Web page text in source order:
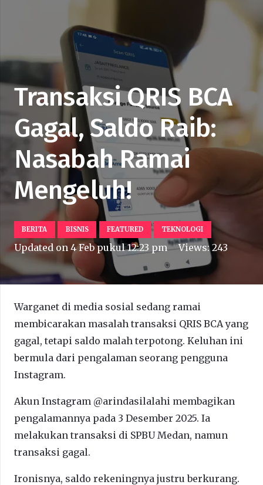
Transaksi QRIS BCA
Gagal, Saldo Raib:
Nasabah Ramai
Mengeluh!
BERITA BISNIS FEATURED TEKNOLOGI
Updated on 4 Feb pukul 12:23 pm Views:243
Warganet di media sosial sedang ramai
membicarakan masalah transaksi QRIS BCA yang
gagal, tetapi saldo malah terpotong. Keluhan ini
bermula dari pengalaman seorang pengguna
Instagram.
Akun Instagram @arindasilalahi membagikan
pengalamannya pada 3 Desember 2025. Ia
melakukan transaksi di SPBU Medan, namun
transaksi gagal.
Ironisnya, saldo rekeningnya justru berkurang.